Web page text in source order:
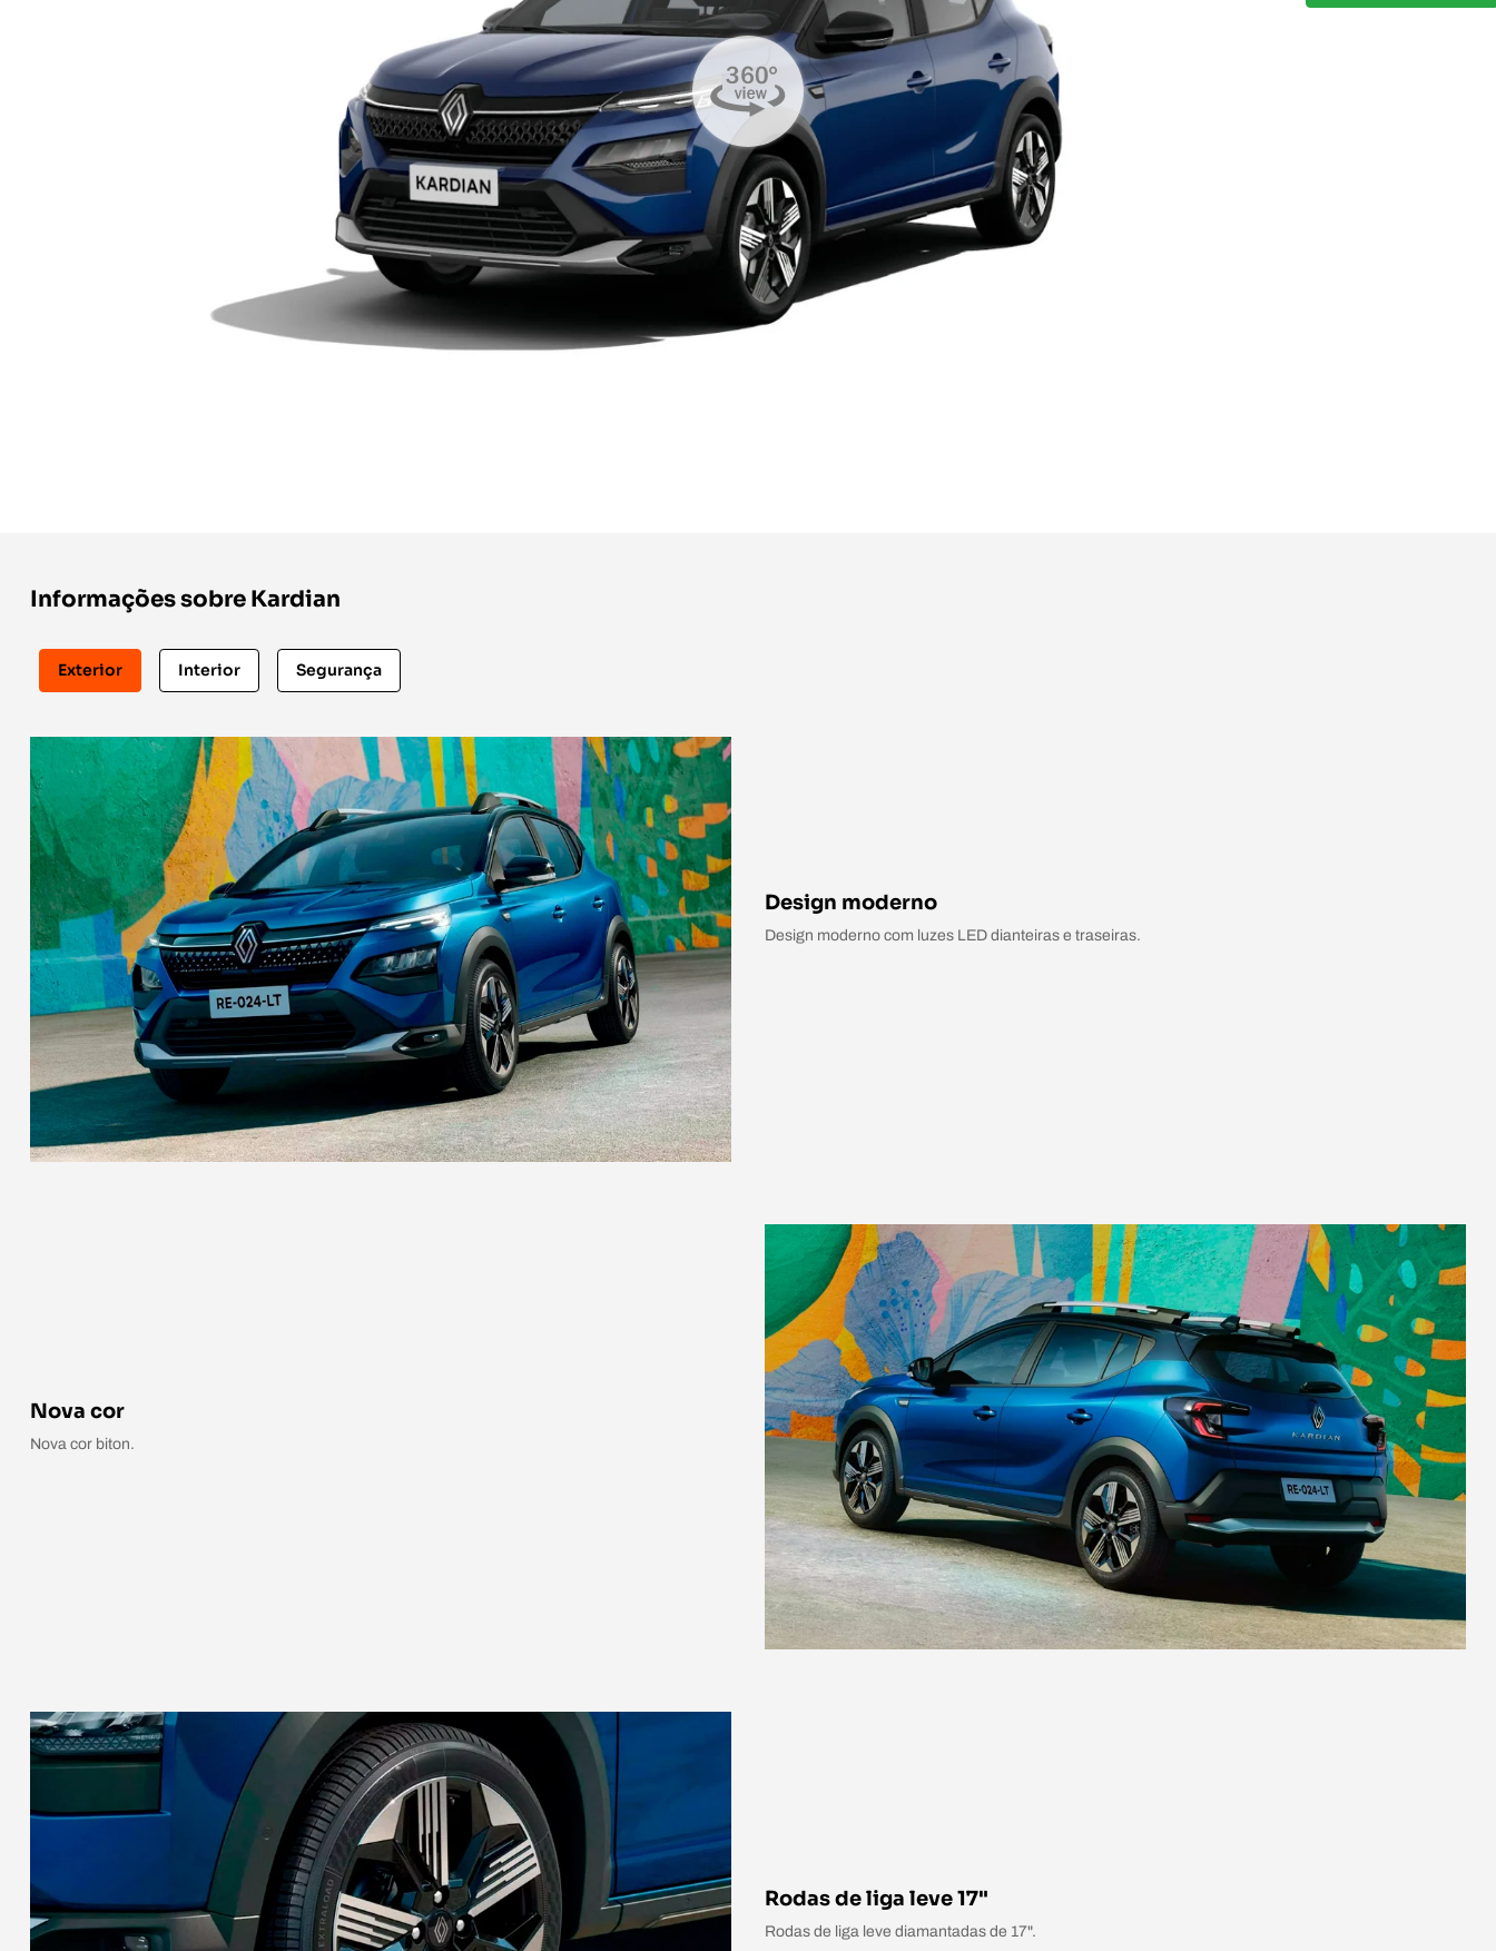
Informações sobre Kardian
Exterior Interior Segurança
Design moderno
Design moderno com luzes LED dianteiras e traseiras.
Nova cor
Nova cor biton.
Rodas de liga leve 17"
Rodas de liga leve diamantadas de 17".